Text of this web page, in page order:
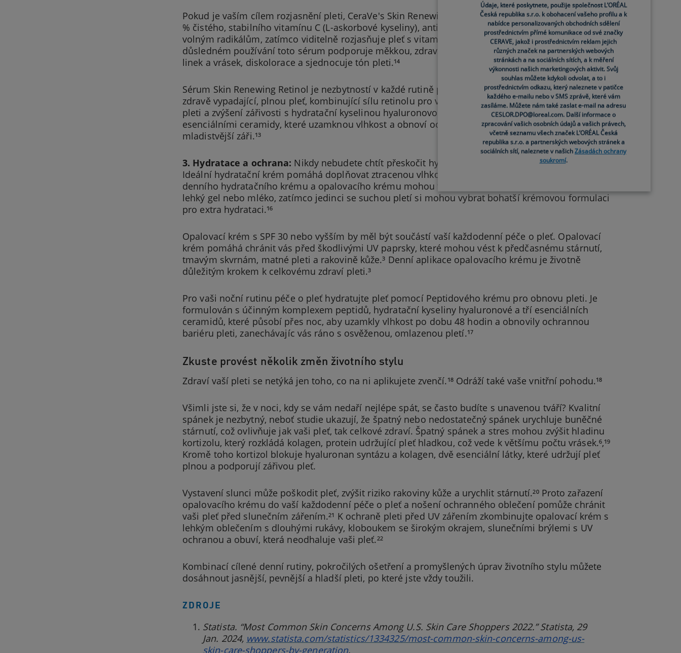
Pokud je vaším cílem rozjasnění pleti, CeraVe's Skin Renewing Vitamin C Serum je formulováno s 10
% čistého, stabilního vitamínu C (L-askorbové kyseliny), antioxidantu, který pomáhá bránit proti
volným radikálům, zatímco viditelně rozjasňuje pleť s vitamínem C z více než 50 pomerančů.¹⁴ Při
důsledném používání toto sérum podporuje měkkou, zdravě vypadající pleť, snižuje výskyt jemných
linek a vrásek, diskolorace a sjednocuje tón pleti.¹⁴
Sérum Skin Renewing Retinol je nezbytností v každé rutině péče o pleť, která podporuje mladistvou,
zdravě vypadající, plnou pleť, kombinující sílu retinolu pro vyhlazení jemných linek, zlepšení textury
pleti a zvýšení zářivosti s hydratační kyselinou hyaluronovou, zklidňujícím niacinamidem a třemi
esenciálními ceramidy, které uzamknou vlhkost a obnoví ochrannou bariéru pleti pro zdravější,
mladistvější záři.¹³
3. Hydratace a ochrana: Nikdy nebudete chtít přeskočit hydratační krém a opalovací krém.³‚⁵‚¹⁶
Ideální hydratační krém pomáhá doplňovat ztracenou vlhkost, aby pleť zůstala zdravá.¹⁵ Při výběru
denního hydratačního krému a opalovacího krému mohou ti s normální až mastnou pletí preferovat
lehký gel nebo mléko, zatímco jedinci se suchou pletí si mohou vybrat bohatší krémovou formulaci
pro extra hydrataci.¹⁶
Opalovací krém s SPF 30 nebo vyšším by měl být součástí vaší každodenní péče o pleť. Opalovací
krém pomáhá chránit vás před škodlivými UV paprsky, které mohou vést k předčasnému stárnutí,
tmavým skvrnám, matné pleti a rakovině kůže.³ Denní aplikace opalovacího krému je životně
důležitým krokem k celkovému zdraví pleti.³
Pro vaši noční rutinu péče o pleť hydratujte pleť pomocí Peptidového krému pro obnovu pleti. Je
formulován s účinným komplexem peptidů, hydratační kyseliny hyaluronové a tří esenciálních
ceramidů, které působí přes noc, aby uzamkly vlhkost po dobu 48 hodin a obnovily ochrannou
bariéru pleti, zanechávajíc vás ráno s osvěženou, omlazenou pletí.¹⁷
Zkuste provést několik změn životního stylu
Zdraví vaší pleti se netýká jen toho, co na ni aplikujete zvenčí.¹⁸ Odráží také vaše vnitřní pohodu.¹⁸
Všimli jste si, že v noci, kdy se vám nedaří nejlépe spát, se často budíte s unavenou tváří? Kvalitní
spánek je nezbytný, neboť studie ukazují, že špatný nebo nedostatečný spánek urychluje buněčné
stárnutí, což ovlivňuje jak vaši pleť, tak celkové zdraví. Špatný spánek a stres mohou zvýšit hladinu
kortizolu, který rozkládá kolagen, protein udržující pleť hladkou, což vede k většímu počtu vrásek.⁶‚¹⁹
Kromě toho kortizol blokuje hyaluronan syntázu a kolagen, dvě esenciální látky, které udržují pleť
plnou a podporují zářivou pleť.
Vystavení slunci může poškodit pleť, zvýšit riziko rakoviny kůže a urychlit stárnutí.²⁰ Proto zařazení
opalovacího krému do vaší každodenní péče o pleť a nošení ochranného oblečení pomůže chránit
vaši pleť před slunečním zářením.²¹ K ochraně pleti před UV zářením zkombinujte opalovací krém s
lehkým oblečením s dlouhými rukávy, kloboukem se širokým okrajem, slunečními brýlemi s UV
ochranou a obuví, která neodhaluje vaši pleť.²²
Kombinací cílené denní rutiny, pokročilých ošetření a promyšlených úprav životního stylu můžete
dosáhnout jasnější, pevnější a hladší pleti, po které jste vždy toužili.
ZDROJE
Statista. “Most Common Skin Concerns Among U.S. Skin Care Shoppers 2022.” Statista, 29
Jan. 2024, www.statista.com/statistics/1334325/most-common-skin-concerns-among-us-
skin-care-shoppers-by-generation.
Údaje, které poskytnete, použije společnost L’ORÉAL
Česká republika s.r.o. k obohacení vašeho profilu a k
nabídce personalizovaných obchodních sdělení
prostřednictvím přímé komunikace od své značky
CERAVE, jakož i prostřednictvím reklam jejich
různých značek na partnerských webových
stránkách a na sociálních sítích, a k měření
výkonnosti našich marketingových aktivit. Svůj
souhlas můžete kdykoli odvolat, a to i
prostřednictvím odkazu, který naleznete v patičce
každého e-mailu nebo v SMS zprávě, které vám
zasíláme. Můžete nám také zaslat e-mail na adresu
CESLOR.DPO@loreal.com. Další informace o
zpracování vašich osobních údajů a vašich právech,
včetně seznamu všech značek L’ORÉAL Česká
republika s.r.o. a partnerských webových stránek a
sociálních sítí, naleznete v našichZásadách ochrany
soukromí.